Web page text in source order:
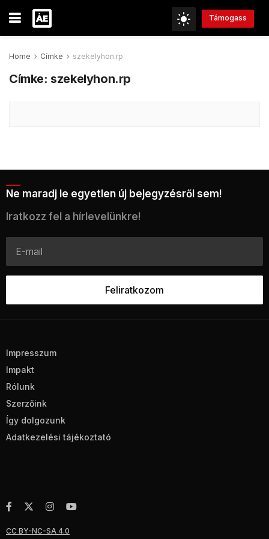
Támogass
Home Címke szekelyhon.rp
Címke: szekelyhon.rp
Ne maradj le egyetlen új bejegyzésről sem!
Iratkozz fel a hírlevelünkre!
Impresszum
Impakt
Rólunk
Szerzőink
Így dolgozunk
Adatkezelési tájékoztató
CC BY-NC-SA 4.0